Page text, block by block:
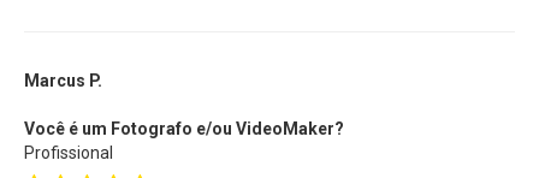
Marcus P.
Você é um Fotografo e/ou VideoMaker?
Profissional